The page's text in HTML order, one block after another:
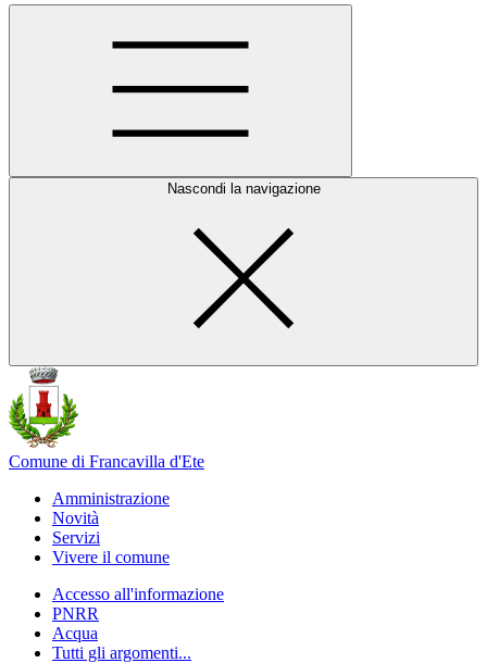
Nascondi la navigazione
Comune di Francavilla d'Ete
Amministrazione
Novità
Servizi
Vivere il comune
Accesso all'informazione
PNRR
Acqua
Tutti gli argomenti...